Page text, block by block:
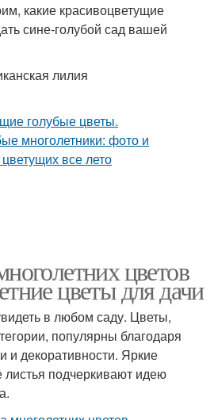
какие красивоцветущие
сине-голубой сад вашей
лилия
цветов
цветы для дачи
в любом саду. Цветы,
популярны благодаря
и декоративности. Яркие
подчеркивают идею